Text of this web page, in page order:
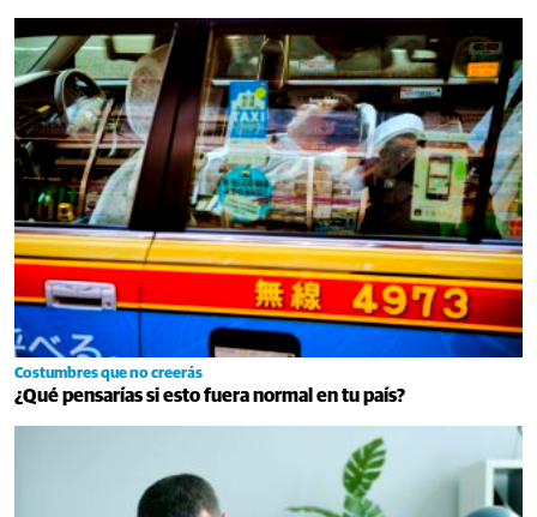
Costumbres que no creerás
¿Qué pensarías si esto fuera normal en tu país?